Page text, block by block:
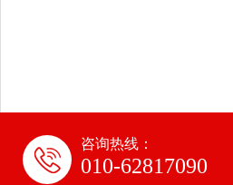
咨询热线：
010-62817090